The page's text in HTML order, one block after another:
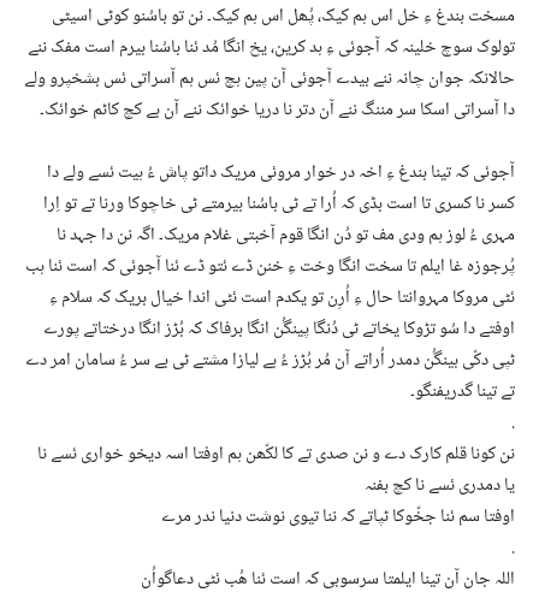
مسخت بندغ ءِ خل اس ہم کیک، پُھل اس ہم کیک۔ نن تو باسُنو کوٹی اسیٹی
تولوک سوچ خلینہ کہ آجوئی ءِ ہد کرین، یخ انگا مُد ئنا باسُنا بیرم است مفک ننے
حالانکہ جوان چانہ ننے بیدے آجوئی آن پین ہچ ئس ہم آسراتی ئس بشخپرو ولے
دا آسراتی اسکا سر مننگ ننے آن دتر نا دریا خوائک ننے آن بے کچ کاٹم خوائک۔
آجوئی کہ تینا بندغ ءِ اخہ در خوار مروئی مریک داتو پاش ءُ ہیت ئسے ولے دا
کسر نا کسری تا است بڈی کہ اُرا تے ٹی باسُنا بیرمتے ٹی خاچوکا ورنا تے تو اِرا
مہری ءُ لوز ہم ودی مف تو دُن انگا قوم آخبتی غلام مریک۔ اگہ نن دا جہد نا
پُرجوزہ غا ایلم تا سخت انگا وخت ءِ خنن ڈے ئتو ڈے ئنا آجوئی کہ است ئنا ہب
ئٹی مروکا مہروانتا حال ءِ اُرِن تو یکدم است ئٹی اندا خیال بریک کہ سلام ءِ
اوفتے دا سُو تڑوکا یخاتے ٹی دُنگا پینگُن انگا برفاک کہ بُڑز انگا درختاتے پورے
ٹپی دکّی بینگُن دمدر اُراتے آن مُر بُڑز ءُ بے لیازا مشتے ٹی بے سر ءُ سامان امر دے
تے تینا گدریفنگو۔
.
نن کونا قلم کارک دے و نن صدی تے کا لکّھن ہم اوفتا اسہ دیخو خواری ئسے نا
یا دمدری ئسے نا کچ بفنہ
اوفتا سم ئنا جخّوکا ٹپاتے کہ ننا تیوی نوشت دنیا ندر مرے
.
اللہ جان آن تینا ایلمتا سرسوبی کہ است ئنا ھُب ئٹی دعاگواُن